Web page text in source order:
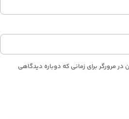
مرورگر برای زمانی که دوباره دیدگاهی